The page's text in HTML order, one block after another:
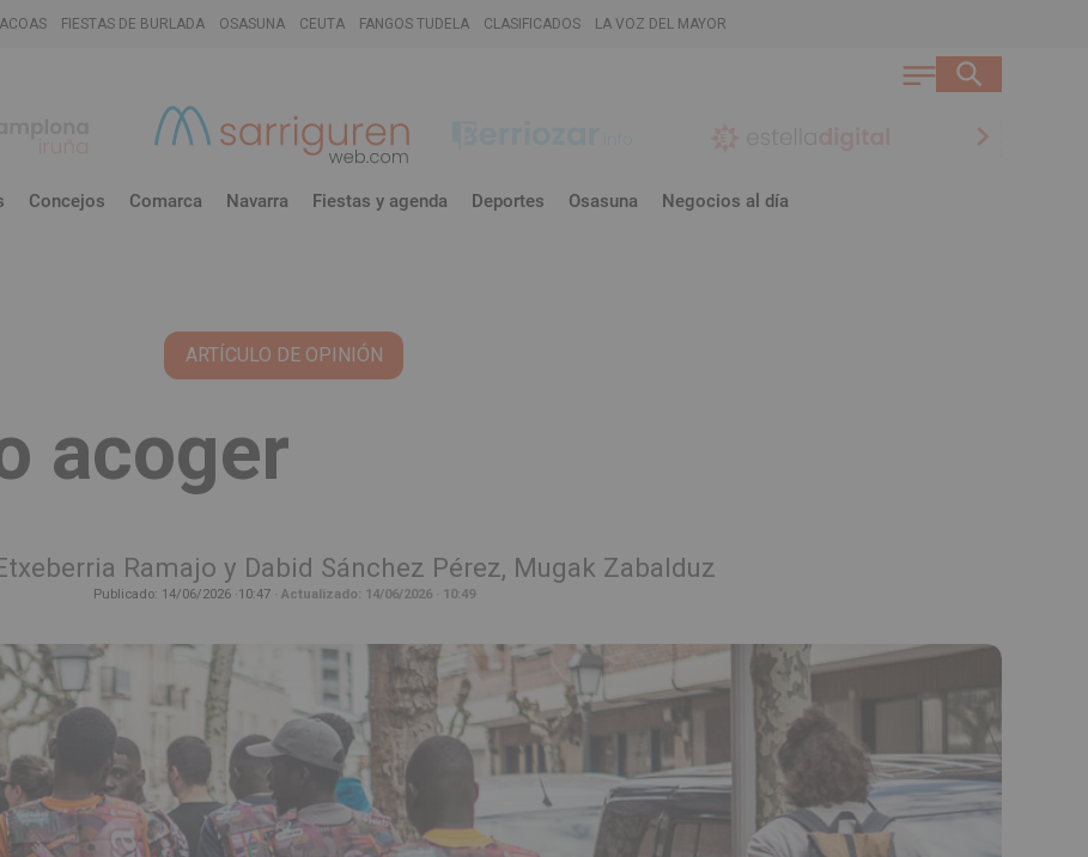
FIESTAS DE BURLADA OSASUNA CEUTA FANGOS TUDELA CLASIFICADOS LA VOZ DEL MAYOR
chevron_right
Concejos Comarca Navarra Fiestas y agenda Deportes Osasuna Negocios al día
acoger
Ramajo y Dabid Sánchez Pérez, Mugak Zabalduz
Publicado: 14/06/2026·10:47 · Actualizado: 14/06/2026· 10:49